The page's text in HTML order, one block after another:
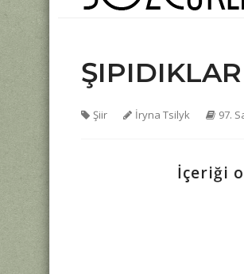
Şiir İryna Tsilyk 97.
İçeriği